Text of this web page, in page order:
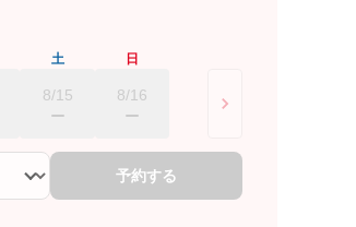
土
8/15
日
8/16
予約する